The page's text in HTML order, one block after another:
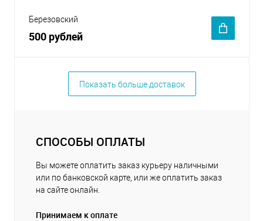
Березовский
500 рублей
Показать больше доставок
СПОСОБЫ ОПЛАТЫ
Вы можете оплатить заказ курьеру наличными
или по банковской карте, или же оплатить заказ
на сайте онлайн.
Принимаем к оплате